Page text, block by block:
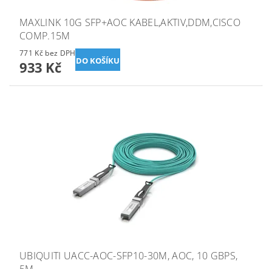
MAXLINK 10G SFP+AOC KABEL,AKTIV,DDM,CISCO
COMP.15M
771 Kč bez DPH
933 Kč
UBIQUITI UACC-AOC-SFP10-30M, AOC, 10 GBPS,